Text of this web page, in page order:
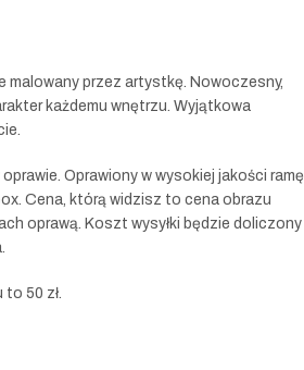
malowany przez artystkę. Nowoczesny,
każdemu wnętrzu. Wyjątkowa
Oprawiony w wysokiej jakości ramę
Cena, którą widzisz to cena obrazu
oprawą. Koszt wysyłki będzie doliczony
50 zł.